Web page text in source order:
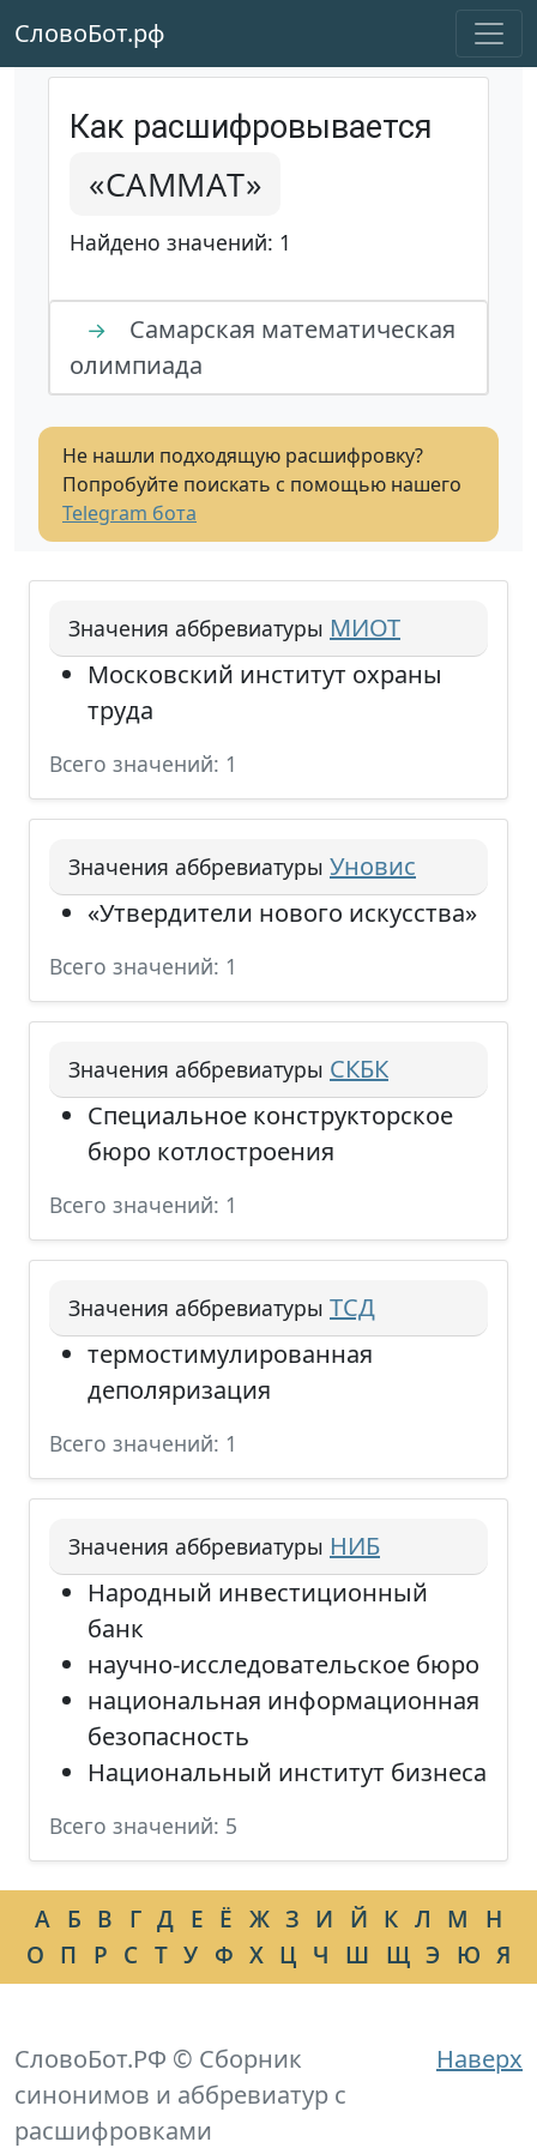
СловоБот.рф
Как расшифровывается
«САММАТ»
Найдено значений: 1
→
Самарская математическая
олимпиада
Не нашли подходящую расшифровку?
Попробуйте поискать с помощью нашего
Telegram бота
Значения аббревиатуры МИОТ
Московский институт охраны
труда
Всего значений: 1
Значения аббревиатуры Уновис
«Утвердители нового искусства»
Всего значений: 1
Значения аббревиатуры СКБК
Специальное конструкторское
бюро котлостроения
Всего значений: 1
Значения аббревиатуры ТСД
термостимулированная
деполяризация
Всего значений: 1
Значения аббревиатуры НИБ
Народный инвестиционный
банк
научно-исследовательское бюро
национальная информационная
безопасность
Национальный институт бизнеса
Всего значений: 5
А Б В Г Д Е Ё Ж З И Й К Л М
Н
О П Р С Т У Ф Х Ц Ч Ш Щ Э Ю Я
Наверх
СловоБот.РФ © Сборник
синонимов и аббревиатур с
расшифровками